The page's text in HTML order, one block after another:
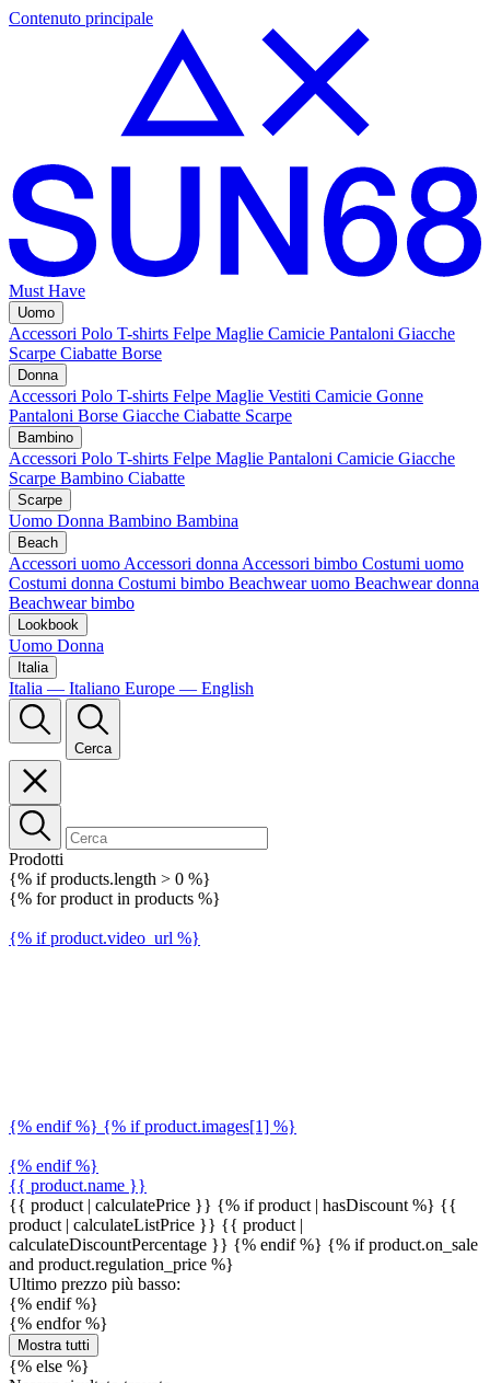
Contenuto principale
Must Have
Uomo
Accessori Polo T-shirts Felpe Maglie Camicie Pantaloni Giacche
Scarpe Ciabatte Borse
Donna
Accessori Polo T-shirts Felpe Maglie Vestiti Camicie Gonne
Pantaloni Borse Giacche Ciabatte Scarpe
Bambino
Accessori Polo T-shirts Felpe Maglie Pantaloni Camicie Giacche
Scarpe Bambino Ciabatte
Scarpe
Uomo Donna Bambino Bambina
Beach
Accessori uomo Accessori donna Accessori bimbo Costumi uomo
Costumi donna Costumi bimbo Beachwear uomo Beachwear donna
Beachwear bimbo
Lookbook
Uomo Donna
Italia
Italia — Italiano Europe — English
Cerca
Prodotti
{% if products.length > 0 %}
{% for product in products %}
{% if product.video_url %}
{% endif %} {% if product.images[1] %}
{% endif %}
{{ product.name }}
{{ product | calculatePrice }} {% if product | hasDiscount %} {{
product | calculateListPrice }} {{ product |
calculateDiscountPercentage }} {% endif %} {% if product.on_sale
and product.regulation_price %}
Ultimo prezzo più basso:
{% endif %}
{% endfor %}
Mostra tutti
{% else %}